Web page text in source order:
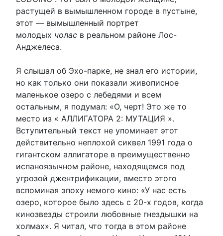
растущей в вымышленном городе в пустыне,
этот — вымышленный портрет
молодых чолас в реальном районе Лос-
Анджелеса.
Я слышал об Эхо-парке, не знал его истории,
но как только они показали живописное
маленькое озеро с лебедями и всем
остальным, я подумал: «О, черт! Это же то
место из « АЛЛИГАТОРА 2: МУТАЦИЯ ».
Вступительный текст не упоминает этот
действительно неплохой сиквел 1991 года о
гигантском аллигаторе в преимущественно
испаноязычном районе, находящемся под
угрозой джентрификации, вместо этого
вспоминая эпоху немого кино: «У нас есть
озеро, которое было здесь с 20-х годов, когда
кинозвезды строили любовные гнездышки на
холмах». Я читал, что тогда в этом районе